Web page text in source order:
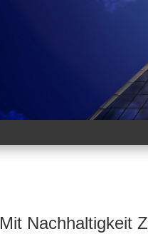
Mit Nachhaltigkeit